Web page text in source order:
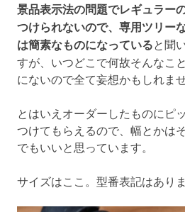
景品表示法の問題でレギュラー
つけられないので、専用ツリー
は簡素なものになっている と聞
すが、いつどこで何故そんなこ
にないので全て妄想かもしれませ
とはいえオーダーしたものにピ
つけてもらえるので、幅とかは
でもいいと思っています。
サイズはここ。型番表記はありま